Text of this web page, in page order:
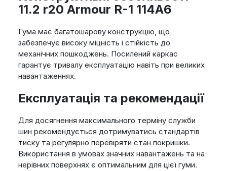
11.2 r20 Armour R-1 114A6
Гума має багатошарову конструкцію, що
забезпечує високу міцність і стійкість до
механічних пошкоджень. Посилений каркас
гарантує тривалу експлуатацію навіть при великих
навантаженнях.
Експлуатація та рекомендації
Для досягнення максимального терміну служби
шин рекомендується дотримуватись стандартів
тиску та регулярно перевіряти стан покришки.
Використання в умовах значних навантажень та на
нерівних поверхнях є оптимальним для цієї гуми.